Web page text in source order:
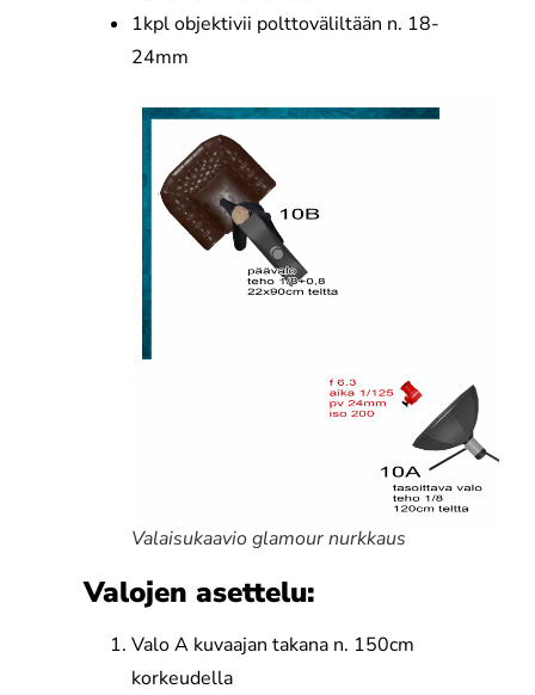
1kpl objektivii polttoväliltään n. 18-
24mm
Valaisukaavio glamour nurkkaus
Valojen asettelu:
Valo A kuvaajan takana n. 150cm
korkeudella